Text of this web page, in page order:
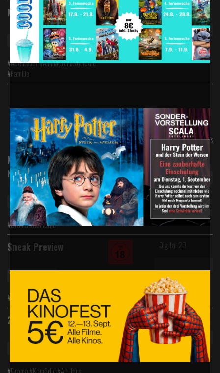
Matinee | 2D Toy Story 5
Matinee So 13:00Uhr ab 6,-€
#Abenteuer #Animation #Komödie
#Familie
Digital 2D
FSK*
Mo.,
22.09.25
Di.,
23.09.25
Matinee | 2D Verflucht
Normal
Matinee So 12:30Uhr ab 6,-€
#Drama #Komödie
Digital 2D
Sneak Preview
#Überraschungsfilm
Digital 2D
2D Auf zwei Rädern
#Drama #Komödie #ArtHaus
Digital 2D